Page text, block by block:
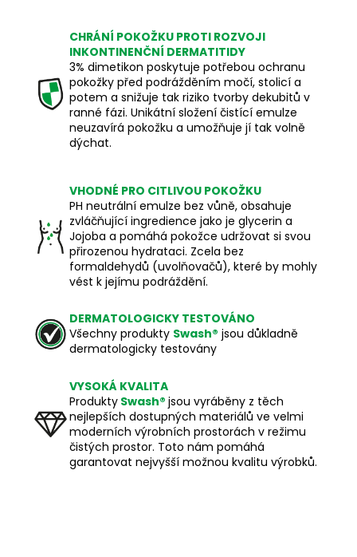
CHRÁNÍ POKOŽKU PROTI ROZVOJI
INKONTINENČNÍ DERMATITIDY
3% dimetikon poskytuje potřebou ochranu
pokožky před podrážděním močí, stolicí a
potem a snižuje tak riziko tvorby dekubitů v
ranné fázi. Unikátní složení čistící emulze
neuzavírá pokožku a umožňuje jí tak volně
dýchat.
VHODNÉ PRO CITLIVOU POKOŽKU
PH neutrální emulze bez vůně, obsahuje
zvláčňující ingredience jako je glycerin a
Jojoba a pomáhá pokožce udržovat si svou
přirozenou hydrataci. Zcela bez
formaldehydů (uvolňovačů), které by mohly
vést k jejímu podráždění.
DERMATOLOGICKY TESTOVÁNO
Všechny produkty Swash® jsou důkladně
dermatologicky testovány
VYSOKÁ KVALITA
Produkty Swash® jsou vyráběny z těch
nejlepších dostupných materiálů ve velmi
moderních výrobních prostorách v režimu
čistých prostor. Toto nám pomáhá
garantovat nejvyšší možnou kvalitu výrobků.